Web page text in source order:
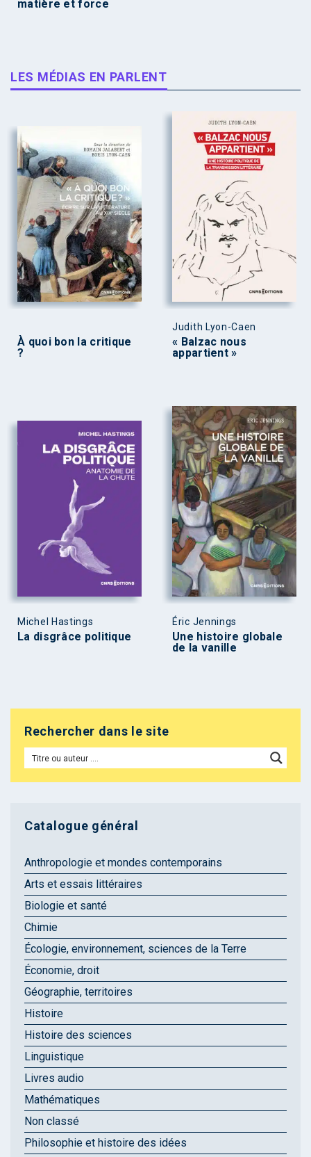
matière et force
LES MÉDIAS EN PARLENT
À quoi bon la critique
?
Judith Lyon-Caen
« Balzac nous
appartient »
Michel Hastings
La disgrâce politique
Éric Jennings
Une histoire globale
de la vanille
Rechercher dans le site
Catalogue général
Anthropologie et mondes contemporains
Arts et essais littéraires
Biologie et santé
Chimie
Écologie, environnement, sciences de la Terre
Économie, droit
Géographie, territoires
Histoire
Histoire des sciences
Linguistique
Livres audio
Mathématiques
Non classé
Philosophie et histoire des idées